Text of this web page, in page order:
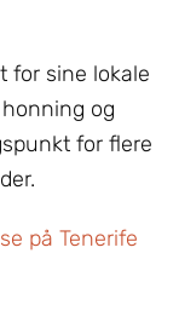
for sine lokale
og
for flere
på Tenerife